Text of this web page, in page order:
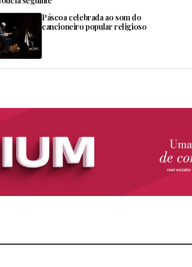
Páscoa celebrada ao som do
cancioneiro popular religioso